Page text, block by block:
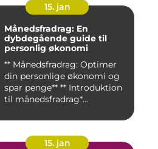
15. jan
Månedsfradrag: En
dybdegående guide til
personlig økonomi
** Månedsfradrag: Optimer
din personlige økonomi og
spar penge** ** Introduktion
til månedsfradrag*...
15. jan